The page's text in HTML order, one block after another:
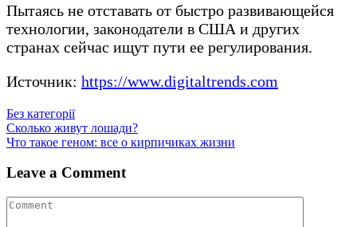
Пытаясь не отставать от быстро развивающейся
технологии, законодатели в США и других
странах сейчас ищут пути ее регулирования.
Источник: https://www.digitaltrends.com
Без категорії
Post
navigation
Cколько живут лошади?
Что такое геном: все о кирпичиках жизни
Leave a Comment